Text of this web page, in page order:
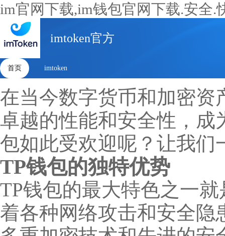
im官网下载,im钱包官网下载.安全.
imtoken官方
首页 imtoken
在当今数字货币和加密资
卓越的性能和安全性，成
包如此受欢迎呢？让我们
TP钱包的独特优势
TP钱包的最大特色之一
着各种网络攻击和安全隐